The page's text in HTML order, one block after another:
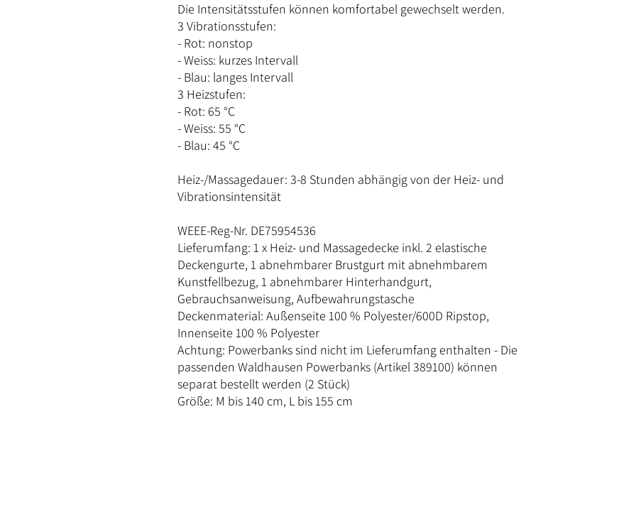
Die Intensitätsstufen können komfortabel gewechselt werden.
3 Vibrationsstufen:
- Rot: nonstop
- Weiss: kurzes Intervall
- Blau: langes Intervall
3 Heizstufen:
- Rot: 65 °C
- Weiss: 55 °C
- Blau: 45 °C
Heiz-/Massagedauer: 3-8 Stunden abhängig von der Heiz- und
Vibrationsintensität
WEEE-Reg-Nr. DE75954536
Lieferumfang: 1 x Heiz- und Massagedecke inkl. 2 elastische
Deckengurte, 1 abnehmbarer Brustgurt mit abnehmbarem
Kunstfellbezug, 1 abnehmbarer Hinterhandgurt,
Gebrauchsanweisung, Aufbewahrungstasche
Deckenmaterial: Außenseite 100 % Polyester/600D Ripstop,
Innenseite 100 % Polyester
Achtung: Powerbanks sind nicht im Lieferumfang enthalten - Die
passenden Waldhausen Powerbanks (Artikel 389100) können
separat bestellt werden (2 Stück)
Größe: M bis 140 cm, L bis 155 cm